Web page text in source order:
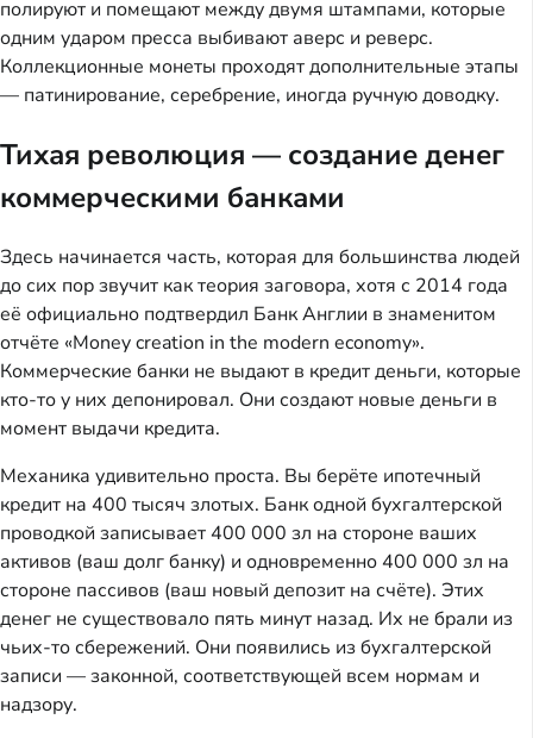
полируют и помещают между двумя штампами, которые
одним ударом пресса выбивают аверс и реверс.
Коллекционные монеты проходят дополнительные этапы
— патинирование, серебрение, иногда ручную доводку.
Тихая революция — создание денег
коммерческими банками
Здесь начинается часть, которая для большинства людей
до сих пор звучит как теория заговора, хотя с 2014 года
её официально подтвердил Банк Англии в знаменитом
отчёте «Money creation in the modern economy».
Коммерческие банки не выдают в кредит деньги, которые
кто-то у них депонировал. Они создают новые деньги в
момент выдачи кредита.
Механика удивительно проста. Вы берёте ипотечный
кредит на 400 тысяч злотых. Банк одной бухгалтерской
проводкой записывает 400 000 зл на стороне ваших
активов (ваш долг банку) и одновременно 400 000 зл на
стороне пассивов (ваш новый депозит на счёте). Этих
денег не существовало пять минут назад. Их не брали из
чьих-то сбережений. Они появились из бухгалтерской
записи — законной, соответствующей всем нормам и
надзору.